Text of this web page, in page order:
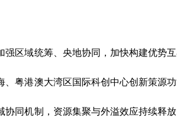
区域统筹、央地协同，加快构建优势互
、粤港澳大湾区国际科创中心创新策源
协同机制，资源集聚与外溢效应持续释